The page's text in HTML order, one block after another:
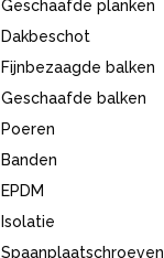
Geschaafde planken
Dakbeschot
Fijnbezaagde balken
Geschaafde balken
Poeren
Banden
EPDM
Isolatie
Spaanplaatschroeven